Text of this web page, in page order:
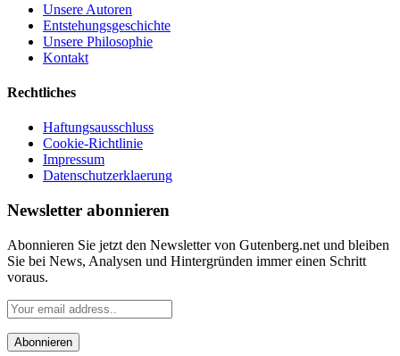
Unsere Autoren
Entstehungsgeschichte
Unsere Philosophie
Kontakt
Rechtliches
Haftungsausschluss
Cookie-Richtlinie
Impressum
Datenschutzerklaerung
Newsletter abonnieren
Abonnieren Sie jetzt den Newsletter von Gutenberg.net und bleiben
Sie bei News, Analysen und Hintergründen immer einen Schritt
voraus.